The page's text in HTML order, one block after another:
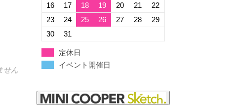
ヘッドライトリング同色ラッピング モールブラック バンパーフォ
せん
16
17 18 19 20 21
22
23
24 25 26 27 28
29
30
31
定休日
イベント開催日